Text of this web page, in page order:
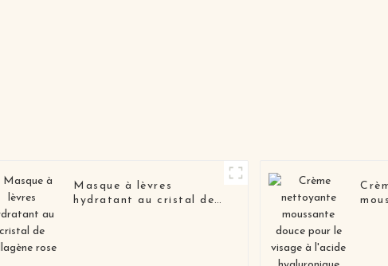
Masque à lèvres
hydratant au cristal de